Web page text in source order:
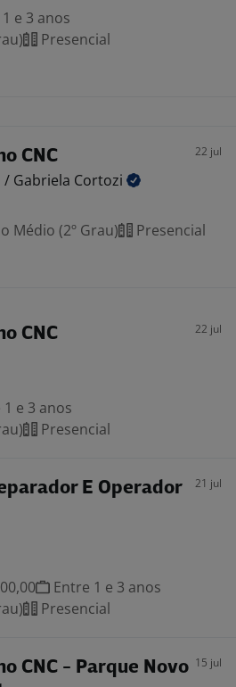
e 3 anos
Presencial
CNC 22 jul
/ Gabriela Cortozi
Médio (2º Grau)
Presencial
CNC 22 jul
e 3 anos
Presencial
E Operador
21 jul
Entre 1 e 3 anos
Presencial
CNC - Parque Novo 15 jul